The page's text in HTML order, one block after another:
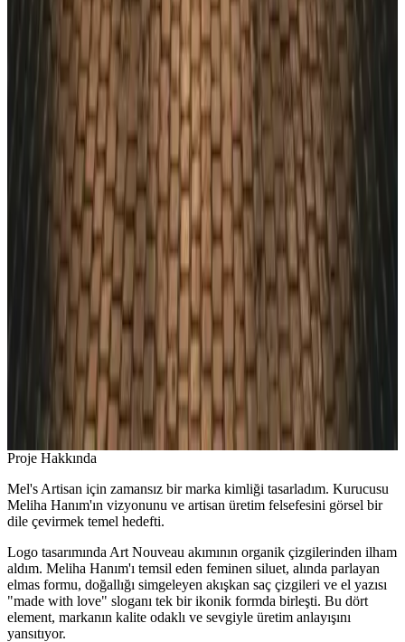
Proje Hakkında
Mel's Artisan için zamansız bir marka kimliği tasarladım. Kurucusu
Meliha Hanım'ın vizyonunu ve artisan üretim felsefesini görsel bir
dile çevirmek temel hedefti.
Logo tasarımında Art Nouveau akımının organik çizgilerinden ilham
aldım. Meliha Hanım'ı temsil eden feminen siluet, alında parlayan
elmas formu, doğallığı simgeleyen akışkan saç çizgileri ve el yazısı
"made with love" sloganı tek bir ikonik formda birleşti. Bu dört
element, markanın kalite odaklı ve sevgiyle üretim anlayışını
yansıtıyor.